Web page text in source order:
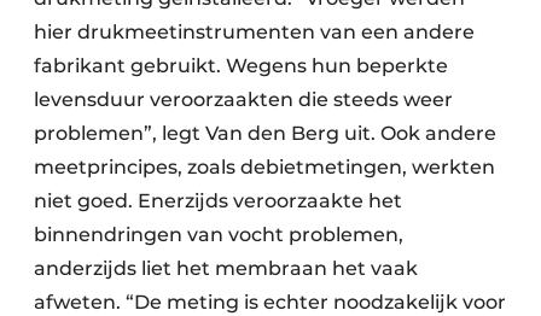
hier drukmeetinstrumenten van een andere
fabrikant gebruikt. Wegens hun beperkte
levensduur veroorzaakten die steeds weer
problemen”, legt Van den Berg uit. Ook andere
meetprincipes, zoals debietmetingen, werkten
niet goed. Enerzijds veroorzaakte het
binnendringen van vocht problemen,
anderzijds liet het membraan het vaak
afweten. “De meting is echter noodzakelijk voor